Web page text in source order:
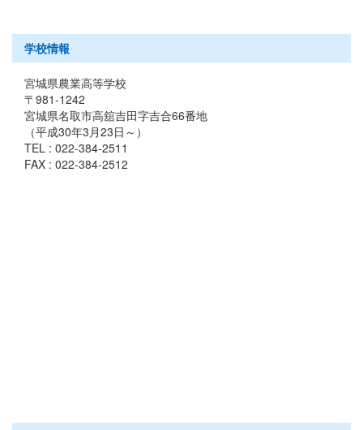
学校情報
宮城県農業高等学校
〒981-1242
宮城県名取市高舘吉田字吉合66番地
（平成30年3月23日～）
TEL : 022-384-2511
FAX : 022-384-2512